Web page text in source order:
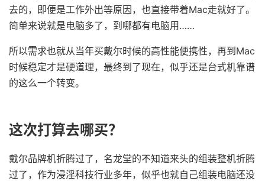
去的，即便是工作外出等原因，也直接带着Mac走就好了。
简单来说就是电脑多了，到哪都有电脑用……
所以需求也就从当年买戴尔时候的高性能便携性，再到Mac
时候稳定才是硬道理，最终到了现在，似乎还是台式机靠谱
的这么一个转变。
这次打算去哪买？
戴尔品牌机折腾过了，名龙堂的不知道来头的组装整机折腾
过了，作为浸淫科技行业多年，似乎也就自己组装电脑还没